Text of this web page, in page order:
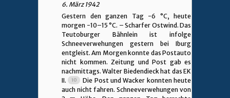
6. März 1942
Gestern den ganzen Tag -6 °C, heute
morgen -10–15 °C. – Scharfer Ostwind. Das
Teutoburger Bähnlein ist infolge
Schneeverwehungen gestern bei Iburg
entgleist. Am Morgen konnte das Postauto
nicht kommen. Zeitung und Post gab es
nachmittags. Walter Biedendieck hat das EK
II.
Die Post und Wacker konnten heute
auch nicht fahren. Schneeverwehungen von